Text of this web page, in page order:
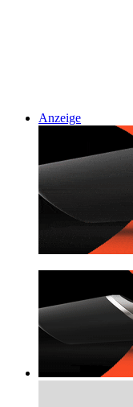
Anzeige